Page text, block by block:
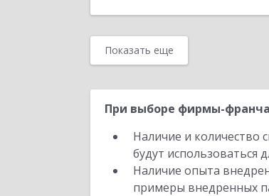
Показать еще
При выборе фирмы-
Наличие и количество
будут использоваться
Наличие опыта
примеры внедренных